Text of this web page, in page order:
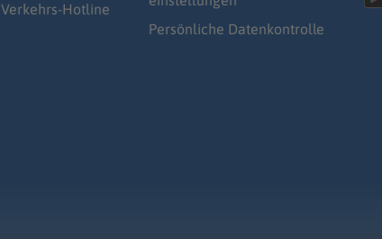
Verkehrs-Hotline
Persönliche Datenkontrolle